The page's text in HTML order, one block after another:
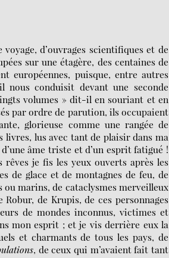
d’ouvrages scientifiques et de
sur une étagère, des centaines de
européennes, puisque, entre autres
conduisit devant une seconde
volumes » dit-il en souriant et en
par ordre de parution, ils occupaient
glorieuse comme une rangée de
livres, lus avec tant de plaisir dans ma
âme triste et d’un esprit fatigué !
rêves je fis les yeux ouverts après les
de glace et de montagnes de feu, de
marins, de cataclysmes merveilleux
de Krupis, de ces personnages
de mondes inconnus, victimes et
mon esprit ; et je vis derrière eux la
et charmants de tous les pays, de
, de ceux qui m’avaient fait tant